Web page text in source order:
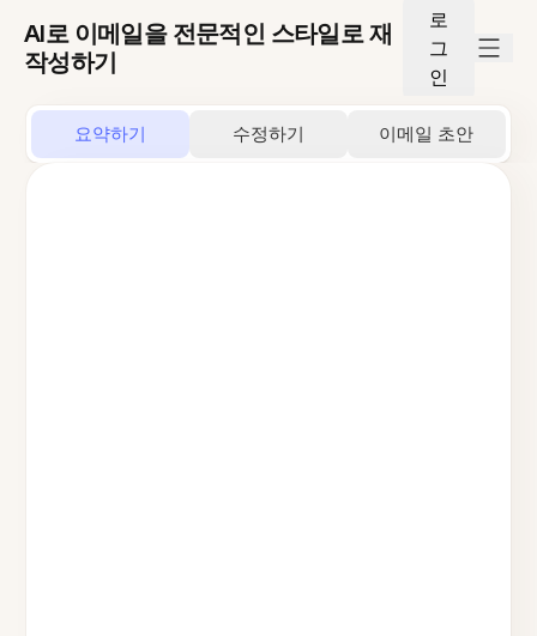
AI로 이메일을 전문적인 스타일로 재
작성하기
로
그
인
요약하기 수정하기 이메일 초안